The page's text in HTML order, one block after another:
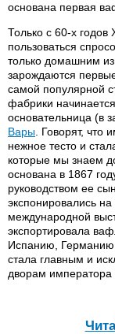
основана первая
Только с 60-х годов
пользоваться
только домашним
зарождаются
самой популярной
фабрики
основательница (в
Вары . Говорят, что
нежное тесто и
которые мы знаем
основана в 1867
руководством ее
экспонировались
международной
экспортировала
Испанию,
стала главным и
дворам императора